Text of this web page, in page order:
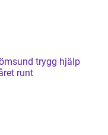
trygg hjälp
runt